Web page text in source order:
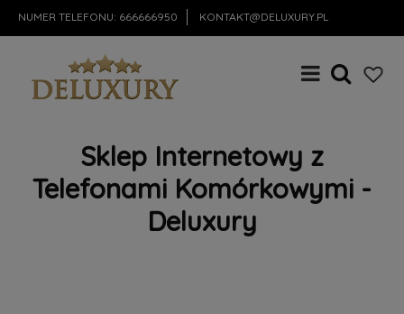
NUMER TELEFONU: 666666950 KONTAKT@DELUXURY.PL
Sklep Internetowy z
Telefonami Komórkowymi -
Deluxury